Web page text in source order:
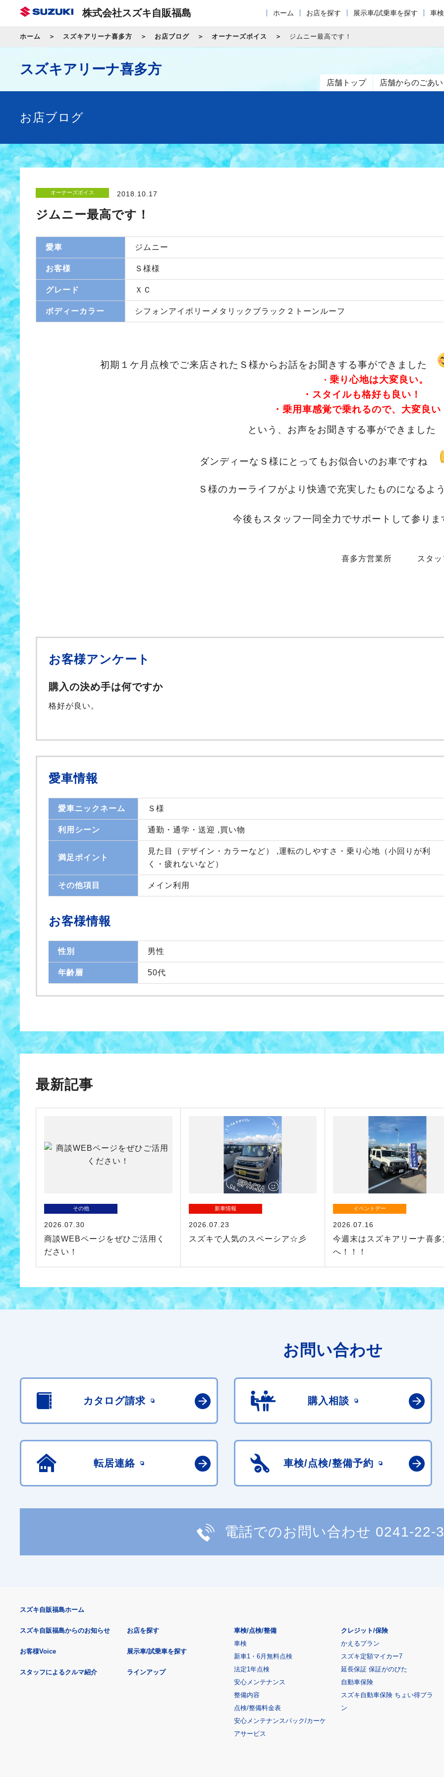
株式会社スズキ自販福島 ホーム お店を探す 展示車/試乗車を探す 車
ホーム スズキアリーナ喜多方 お店ブログ オーナーズボイス ジムニー最高です！
スズキアリーナ喜多方
店舗トップ 店舗からのごあ
お店ブログ
オーナーズボイス 2018.10.17
ジムニー最高です！
愛車 ジムニー
お客様 Ｓ様様
グレード ＸＣ
ボディーカラー シフォンアイボリーメタリックブラック２トーンルーフ
初期１ケ月点検でご来店されたＳ様からお話をお聞きする事ができました
・ 乗り心地は大変良い。
・スタイルも格好も良い！
・乗用車感覚で乗れるので、大変良い
という、お声をお聞きする事ができまし
ダンディーなＳ様にとってもお似合いのお車ですね
Ｓ様のカーライフがより快適で充実したものになるよう
今後もスタッフ一同全力でサポートして参りま
喜多方営業所 スタッフ一
お客様アンケート
購入の決め手は何ですか
格好が良い。
愛車情報
愛車ニックネーム Ｓ様
利用シーン 通勤・通学・送迎 ,買い物
満足ポイント
見た目（デザイン・カラーなど） ,運転のしやすさ・乗り心地（小回りが利
く・疲れないなど）
その他項目 メイン利用
お客様情報
性別 男性
年齢層 50代
最新記事
その他
2026.07.30
商談WEBページをぜひご活用く
ださい！
新車情報
2026.07.23
スズキで人気のスペーシア☆彡
イベントデー
2026.07.16
今週末はスズキアリーナ喜
へ！！！
お問い合わせ
カタログ請求 購入相談
転居連絡 車検/点検/整備予約
電話でのお問い合わせ 0241-22-
スズキ自販福島ホーム
スズキ自販福島からのお知らせ
お客様Voice
スタッフによるクルマ紹介
お店を探す
展示車/試乗車を探す
ラインアップ
車検/点検/整備
車検
新車1・6月無料点検
法定1年点検
安心メンテナンス
整備内容
点検/整備料金表
安心メンテナンスパック/カーケ
アサービス
クレジット/保険
かえるプラン
スズキ定額マイカー7
延長保証 保証がのびた
自動車保険
スズキ自動車保険 ちょい得プラ
ン